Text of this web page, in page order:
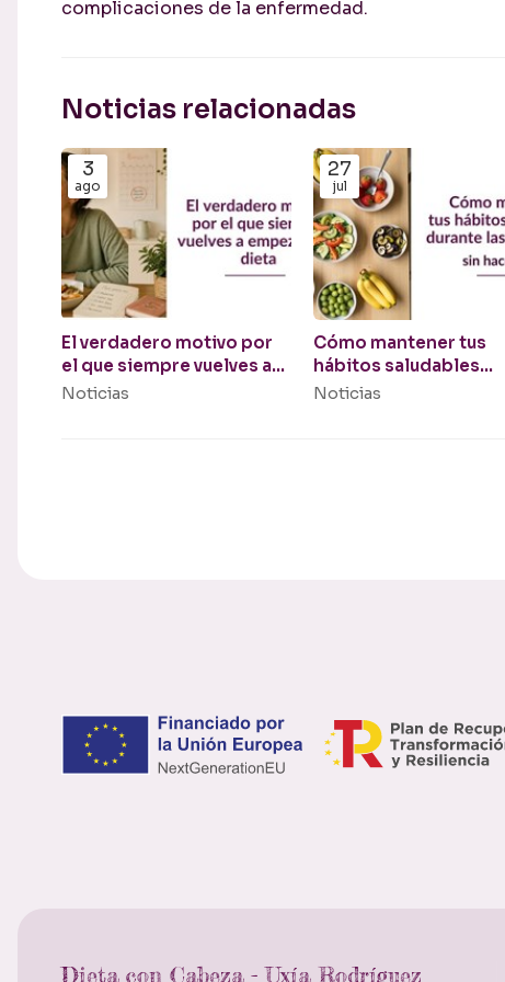
complicaciones de la enfermedad.
Noticias relacionadas
3
ago
El verdadero motivo por
el que siempre vuelves a
empezar una dieta
Noticias
27
jul
Cómo mantener tus
hábitos saludables
durante las vacaciones
Noticias
Dieta con Cabeza - Uxía Rodríguez